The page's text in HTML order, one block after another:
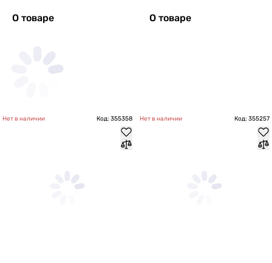
О товаре О товаре
Нет в наличии Код: 355358 Нет в наличии Код: 355257